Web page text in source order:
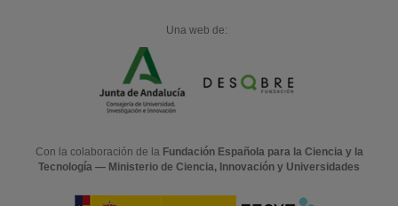
Una web de:
Con la colaboración de la Fundación Española para la Ciencia y la
Tecnología — Ministerio de Ciencia, Innovación y Universidades